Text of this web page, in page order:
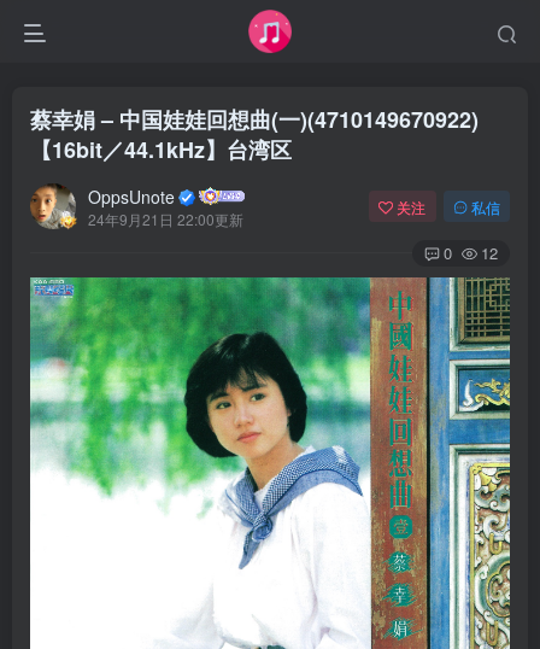
蔡幸娟 – 中国娃娃回想曲(一)(4710149670922)
【16bit／44.1kHz】台湾区
OppsUnote
24年9月21日 22:00更新
关注 私信
0 12